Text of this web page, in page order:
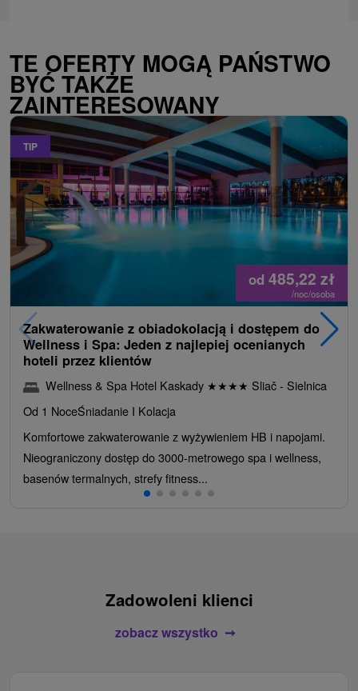
TE OFERTY MOGĄ PAŃSTWO
BYĆ TAKŻE
ZAINTERESOWANY
TIP
od 485,22 zł
/noc/osoba
Zakwaterowanie z obiadokolacją i dostępem do
Wellness i Spa: Jeden z najlepiej ocenianych
hoteli przez klientów
Wellness & Spa Hotel Kaskady ★★★★ Sliač - Sielnica
Od 1 NoceŚniadanie I Kolacja
Komfortowe zakwaterowanie z wyżywieniem HB i napojami.
Nieograniczony dostęp do 3000-metrowego spa i wellness,
basenów termalnych, strefy fitness...
Zadowoleni klienci
zobacz wszystko